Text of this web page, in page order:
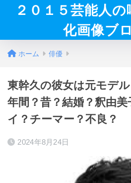
２０１５芸能人
化画像ブ
ホーム 俳優
東幹久の彼女は元モデ
年間？昔？結婚？釈由
イ？チーマー？不良？
2024年8月24日